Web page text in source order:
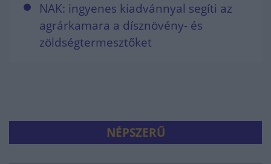
NAK: ingyenes kiadvánnyal segíti az
agrárkamara a dísznövény- és
zöldségtermesztőket
NÉPSZERŰ